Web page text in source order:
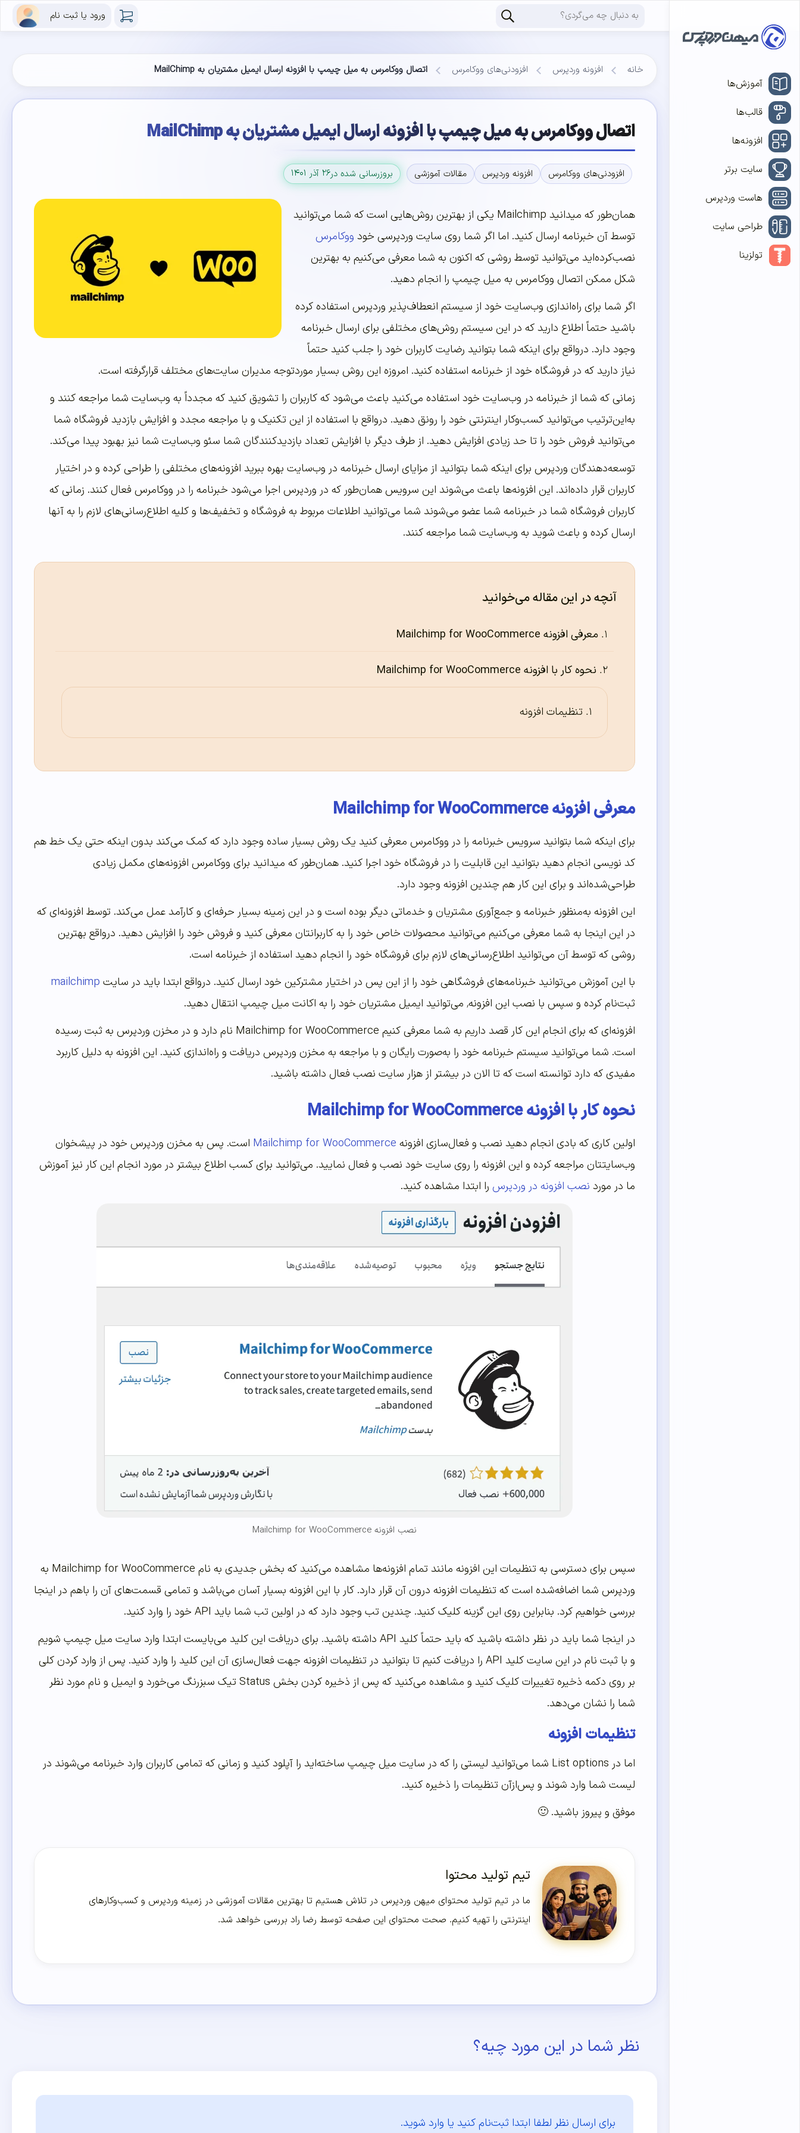
ورود یا ثبت نام
آموزش‌ها
قالب‌ها
افزونه‌ها
سایت برتر
هاست وردپرس
طراحی سایت
تولزینا
خانه افزونه وردپرس افزودنی‌های ووکامرس اتصال ووکامرس به میل چیمپ با افزونه ارسال ایمیل مشتریان به MailChimp
اتصال ووکامرس به میل چیمپ با افزونه ارسال ایمیل مشتریان به MailChimp
افزودنی‌های ووکامرس افزونه وردپرس مقالات آموزشی بروزرسانی شده در۲۶ آذر ۱۴۰۱
همان‌طور که میدانید Mailchimp یکی از بهترین روش‌هایی است که شما می‌توانید
توسط آن خبرنامه ارسال کنید. اما اگر شما روی سایت وردپرسی خود ووکامرس
نصب‌کرده‌اید می‌توانید توسط روشی که اکنون به شما معرفی می‌کنیم به بهترین
شکل ممکن اتصال ووکامرس به میل چیمپ را انجام دهید.
اگر شما برای راه‌اندازی وب‌سایت خود از سیستم انعطاف‌پذیر وردپرس استفاده کرده
باشید حتماً اطلاع دارید که در این سیستم روش‌های مختلفی برای ارسال خبرنامه
وجود دارد. درواقع برای اینکه شما بتوانید رضایت کاربران خود را جلب کنید حتماً
نیاز دارید که در فروشگاه خود از خبرنامه استفاده کنید. امروزه این روش بسیار موردتوجه مدیران سایت‌های مختلف قرارگرفته است.
زمانی که شما از خبرنامه در وب‌سایت خود استفاده می‌کنید باعث می‌شود که کاربران را تشویق کنید که مجدداً به وب‌سایت شما مراجعه کنند و
به‌این‌ترتیب می‌توانید کسب‌وکار اینترنتی خود را رونق دهید. درواقع با استفاده از این تکنیک و با مراجعه مجدد و افزایش بازدید فروشگاه شما
می‌توانید فروش خود را تا حد زیادی افزایش دهید. از طرف دیگر با افزایش تعداد بازدیدکنندگان شما سئو وب‌سایت شما نیز بهبود پیدا می‌کند.
توسعه‌دهندگان وردپرس برای اینکه شما بتوانید از مزایای ارسال خبرنامه در وب‌سایت بهره ببرید افزونه‌های مختلفی را طراحی کرده و در اختیار
کاربران قرار داده‌اند. این افزونه‌ها باعث می‌شوند این سرویس همان‌طور که در وردپرس اجرا می‌شود خبرنامه را در ووکامرس فعال کنند. زمانی که
کاربران فروشگاه شما در خبرنامه شما عضو می‌شوند شما می‌توانید اطلاعات مربوط به فروشگاه و تخفیف‌ها و کلیه اطلاع‌رسانی‌های لازم را به آنها
ارسال کرده و باعث شوید به وب‌سایت شما مراجعه کنند.
آنچه در این مقاله می‌خوانید
معرفی افزونه Mailchimp for WooCommerce
نحوه کار با افزونه Mailchimp for WooCommerce
تنظیمات افزونه
معرفی افزونه Mailchimp for WooCommerce
برای اینکه شما بتوانید سرویس خبرنامه را در ووکامرس معرفی کنید یک روش بسیار ساده وجود دارد که کمک می‌کند بدون اینکه حتی یک خط هم
کد نویسی انجام دهید بتوانید این قابلیت را در فروشگاه خود اجرا کنید. همان‌طور که میدانید برای ووکامرس افزونه‌های مکمل زیادی
طراحی‌شده‌اند و برای این کار هم چندین افزونه وجود دارد.
این افزونه به‌منظور خبرنامه و جمع‌آوری مشتریان و خدماتی دیگر بوده است و در این زمینه بسیار حرفه‌ای و کارآمد عمل می‌کند. توسط افزونه‌ای که
در این اینجا به شما معرفی می‌کنیم می‌توانید محصولات خاص خود را به کاربرانتان معرفی کنید و فروش خود را افزایش دهید. درواقع بهترین
روشی که توسط آن می‌توانید اطلاع‌رسانی‌های لازم برای فروشگاه خود را انجام دهید استفاده از خبرنامه است.
با این آموزش می‌توانید خبرنامه‌های فروشگاهی خود را از این پس در اختیار مشترکین خود ارسال کنید. درواقع ابتدا باید در سایت mailchimp
ثبت‌نام کرده و سپس با نصب این افزونه٬ می‌توانید ایمیل مشتریان خود را به اکانت میل چیمپ انتقال دهید.
افزونه‌ای که برای انجام این کار قصد داریم به شما معرفی کنیم Mailchimp for WooCommerce نام دارد و در مخزن وردپرس به ثبت رسیده
است. شما می‌توانید سیستم خبرنامه خود را به‌صورت رایگان و با مراجعه به مخزن وردپرس دریافت و راه‌اندازی کنید. این افزونه به دلیل کاربرد
مفیدی که دارد توانسته است که تا الان در بیشتر از هزار سایت نصب فعال داشته باشید.
نحوه کار با افزونه Mailchimp for WooCommerce
اولین کاری که بادی انجام دهید نصب و فعال‌سازی افزونه Mailchimp for WooCommerce است. پس به مخزن وردپرس خود در پیشخوان
وب‌سایتتان مراجعه کرده و این افزونه را روی سایت خود نصب و فعال نمایید. می‌توانید برای کسب اطلاع بیشتر در مورد انجام این کار نیز آموزش
ما در مورد نصب افزونه در وردپرس را ابتدا مشاهده کنید.
نصب افزونه Mailchimp for WooCommerce
سپس برای دسترسی به تنظیمات این افزونه مانند تمام افزونه‌ها مشاهده می‌کنید که بخش جدیدی به نام Mailchimp for WooCommerce به
وردپرس شما اضافه‌شده است که تنظیمات افزونه درون آن قرار دارد. کار با این افزونه بسیار آسان می‌باشد و تمامی قسمت‌های آن را باهم در اینجا
بررسی خواهیم کرد. بنابراین روی این گزینه کلیک کنید. چندین تب وجود دارد که در اولین تب شما باید API خود را وارد کنید.
در اینجا شما باید در نظر داشته باشید که باید حتماً کلید API داشته باشید. برای دریافت این کلید می‌بایست ابتدا وارد سایت میل چیمپ شویم
و با ثبت نام در این سایت کلید API را دریافت کنیم تا بتوانید در تنظیمات افزونه جهت فعال‌سازی آن این کلید را وارد کنید. پس از وارد کردن کلی
بر روی دکمه ذخیره تغییرات کلیک کنید و مشاهده می‌کنید که پس از ذخیره کردن بخش Status تیک سبزرنگ می‌خورد و ایمیل و نام مورد نظر
شما را نشان می‌دهد.
تنظیمات افزونه
اما در List options شما می‌توانید لیستی را که در سایت میل چیمپ ساخته‌اید را آپلود کنید و زمانی که تمامی کاربران وارد خبرنامه می‌شوند در
لیست شما وارد شوند و پس‌ازآن تنظیمات را ذخیره کنید.
موفق و پیروز باشید. 🙂
تیم تولید محتوا
ما در تیم تولید محتوای میهن وردپرس در تلاش هستیم تا بهترین مقالات آموزشی در زمینه وردپرس و کسب‌و‌کارهای
اینترنتی را تهیه کنیم. صحت محتوای این صفحه توسط رضا راد بررسی خواهد شد.
نظر شما در این مورد چیه؟
برای ارسال نظر لطفا ابتدا ثبت‌نام کنید یا وارد شوید.